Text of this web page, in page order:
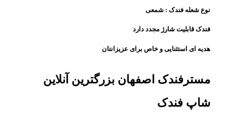
نوع شعله فندک : شمعی
فندک قابلیت شارژ مجدد دارد
هدیه ای استثنایی و خاص برای عزیزانتان
مسترفندک اصفهان بزرگترین آنلاین
شاپ فندک